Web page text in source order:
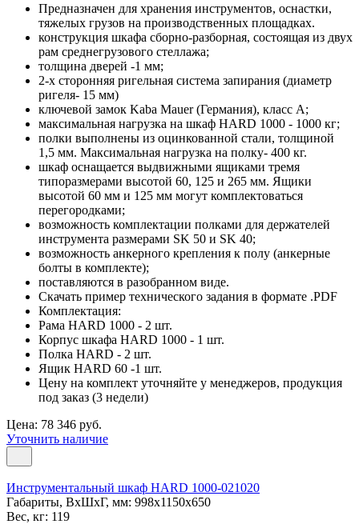
Предназначен для хранения инструментов, оснастки,
тяжелых грузов на производственных площадках.
конструкция шкафа сборно-разборная, состоящая из двух
рам среднегрузового стеллажа;
толщина дверей -1 мм;
2-х сторонняя ригельная система запирания (диаметр
ригеля- 15 мм)
ключевой замок Kaba Mauer (Германия), класс A;
максимальная нагрузка на шкаф HARD 1000 - 1000 кг;
полки выполнены из оцинкованной стали, толщиной
1,5 мм. Максимальная нагрузка на полку- 400 кг.
шкаф оснащается выдвижными ящиками тремя
типоразмерами высотой 60, 125 и 265 мм. Ящики
высотой 60 мм и 125 мм могут комплектоваться
перегородками;
возможность комплектации полками для держателей
инструмента размерами SK 50 и SK 40;
возможность анкерного крепления к полу (анкерные
болты в комплекте);
поставляются в разобранном виде.
Скачать пример технического задания в формате .PDF
Комплектация:
Рама HARD 1000 - 2 шт.
Корпус шкафа HARD 1000 - 1 шт.
Полка HARD - 2 шт.
Ящик HARD 60 -1 шт.
Цену на комплект уточняйте у менеджеров, продукция
под заказ (3 недели)
Цена: 78 346 руб.
Уточнить наличие
Инструментальный шкаф HARD 1000-021020
Габариты, ВxШxГ, мм: 998x1150x650
Вес, кг: 119